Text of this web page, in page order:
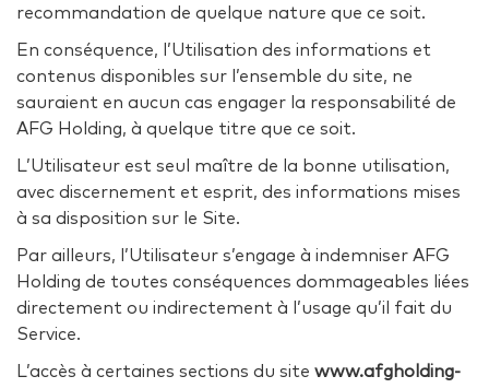
recommandation de quelque nature que ce soit.
En conséquence, l’Utilisation des informations et
contenus disponibles sur l’ensemble du site, ne
sauraient en aucun cas engager la responsabilité de
AFG Holding, à quelque titre que ce soit.
L’Utilisateur est seul maître de la bonne utilisation,
avec discernement et esprit, des informations mises
à sa disposition sur le Site.
Par ailleurs, l’Utilisateur s’engage à indemniser AFG
Holding de toutes conséquences dommageables liées
directement ou indirectement à l’usage qu’il fait du
Service.
L’accès à certaines sections du site www.afgholding-